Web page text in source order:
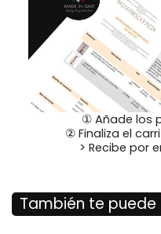
① Añade los
② Finaliza el
> Recibe por
También te puede